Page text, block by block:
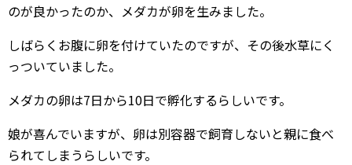
のが良かったのか、メダカが卵を生みました。
しばらくお腹に卵を付けていたのですが、その後水草にく
っついていました。
メダカの卵は7日から10日で孵化するらしいです。
娘が喜んでいますが、卵は別容器で飼育しないと親に食べ
られてしまうらしいです。